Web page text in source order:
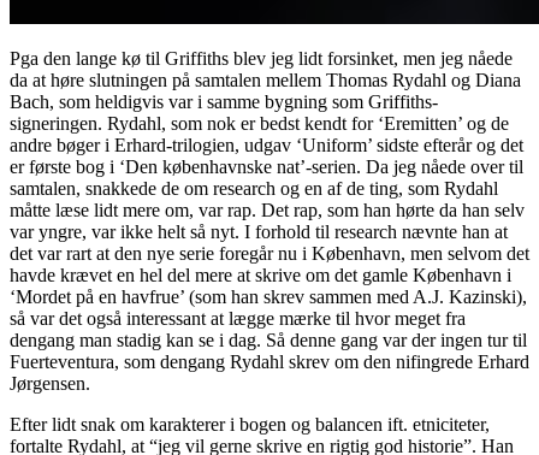
Pga den lange kø til Griffiths blev jeg lidt forsinket, men jeg nåede
da at høre slutningen på samtalen mellem Thomas Rydahl og Diana
Bach, som heldigvis var i samme bygning som Griffiths-
signeringen. Rydahl, som nok er bedst kendt for ‘Eremitten’ og de
andre bøger i Erhard-trilogien, udgav ‘Uniform’ sidste efterår og det
er første bog i ‘Den københavnske nat’-serien. Da jeg nåede over til
samtalen, snakkede de om research og en af de ting, som Rydahl
måtte læse lidt mere om, var rap. Det rap, som han hørte da han selv
var yngre, var ikke helt så nyt. I forhold til research nævnte han at
det var rart at den nye serie foregår nu i København, men selvom det
havde krævet en hel del mere at skrive om det gamle København i
‘Mordet på en havfrue’ (som han skrev sammen med A.J. Kazinski),
så var det også interessant at lægge mærke til hvor meget fra
dengang man stadig kan se i dag. Så denne gang var der ingen tur til
Fuerteventura, som dengang Rydahl skrev om den nifingrede Erhard
Jørgensen.
Efter lidt snak om karakterer i bogen og balancen ift. etniciteter,
fortalte Rydahl, at “jeg vil gerne skrive en rigtig god historie”. Han